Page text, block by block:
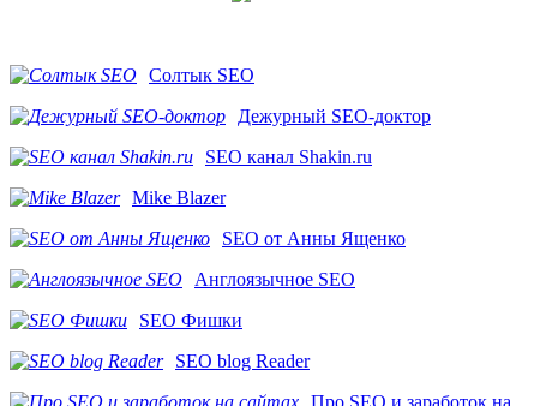
Солтык SEO
Дежурный SEO-доктор
SEO канал Shakin.ru
Mike Blazer
SEO от Анны Ященко
Англоязычное SEO
SEO Фишки
SEO blog Reader
Про SEO и заработок на...